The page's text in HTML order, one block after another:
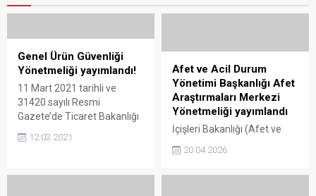
Genel Ürün Güvenliği
Yönetmeliği yayımlandı!
11 Mart 2021 tarihli ve
31420 sayılı Resmi
Gazete’de Ticaret Bakanlığı
Yönetmeliği yayımlanarak
Güvenliği Yönetmeliği
12.03.2021
Afet ve Acil Durum
Yönetimi Başkanlığı Afet
Araştırmaları Merkezi
Yönetmeliği yayımlandı
İçişleri Bakanlığı (Afet ve
Başkanlığı) tarafından Afet
20.04.2026